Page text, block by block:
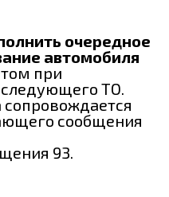
очередное
автомобиля
при
ТО.
сообщения
93.